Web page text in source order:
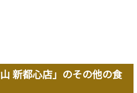
新都心店」のその他の食